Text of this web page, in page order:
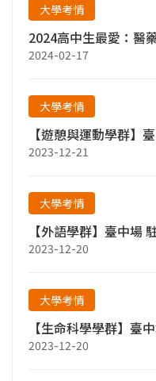
大學考情
2024高中生最愛：醫
2024-02-17
大學考情
【遊憩與運動學群】
2023-12-21
大學考情
【外語學群】臺中場
2023-12-20
大學考情
【生命科學學群】臺
2023-12-20